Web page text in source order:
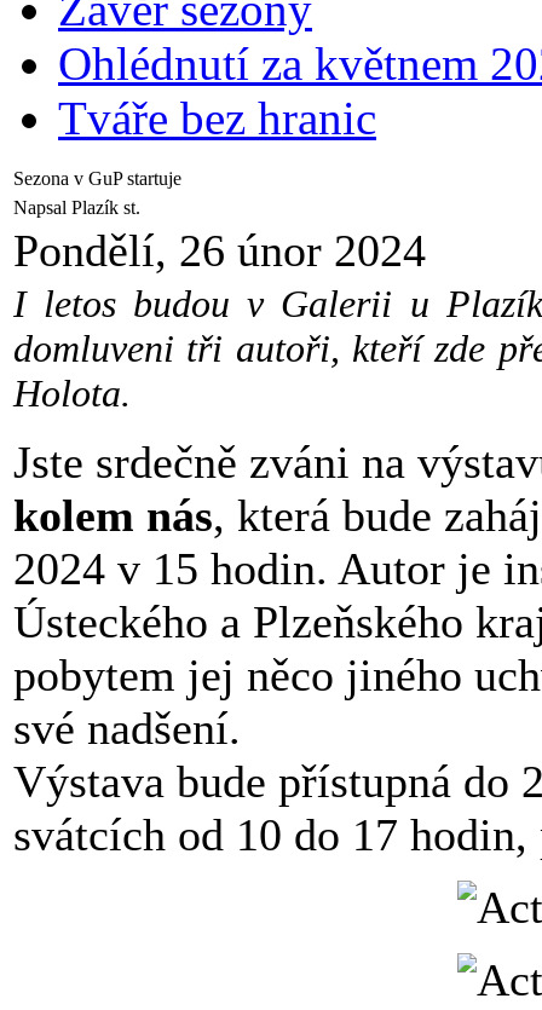
Ohlédnutí za květnem
Tváře bez hranic
Sezona v GuP startuje
Napsal Plazík st.
Pondělí, 26 únor 2024
I letos budou v Galerii u
domluveni tři autoři, kteří zde
Holota.
Jste srdečně zváni na
kolem nás, která bude
2024 v 15 hodin. Autor je
Ústeckého a Plzeňského
pobytem jej něco jiného
své nadšení.
Výstava bude přístupná do
svátcích od 10 do 17